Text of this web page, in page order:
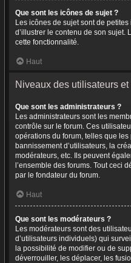
Que sont les icônes de sujet ?
Les icônes de sujet sont de
d’illustrer le contenu de son sujet.
cette fonctionnalité.
Haut
Niveaux des utilisateurs
Que sont les administrateurs ?
Les administrateurs sont les
contrôle sur le forum. Ces
opérations du forum, telles que
bannissement d’utilisateurs, la
modérateurs, etc. Ils peuvent
l’ensemble des forums. Tout ceci
par le fondateur du forum.
Haut
Que sont les modérateurs ?
Les modérateurs sont des
d’utilisateurs individuels) qui
la possibilité de modifier ou de
déverrouiller, les déplacer, les